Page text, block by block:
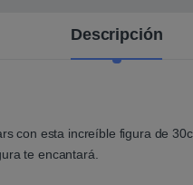
Descripción
con esta increíble figura de
te encantará.